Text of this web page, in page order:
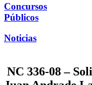
Concursos
Públicos
Noticias
NC 336-08 –